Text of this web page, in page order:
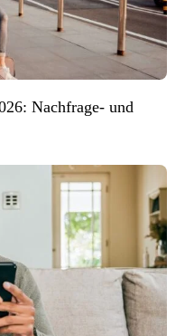
Nachfrage- und